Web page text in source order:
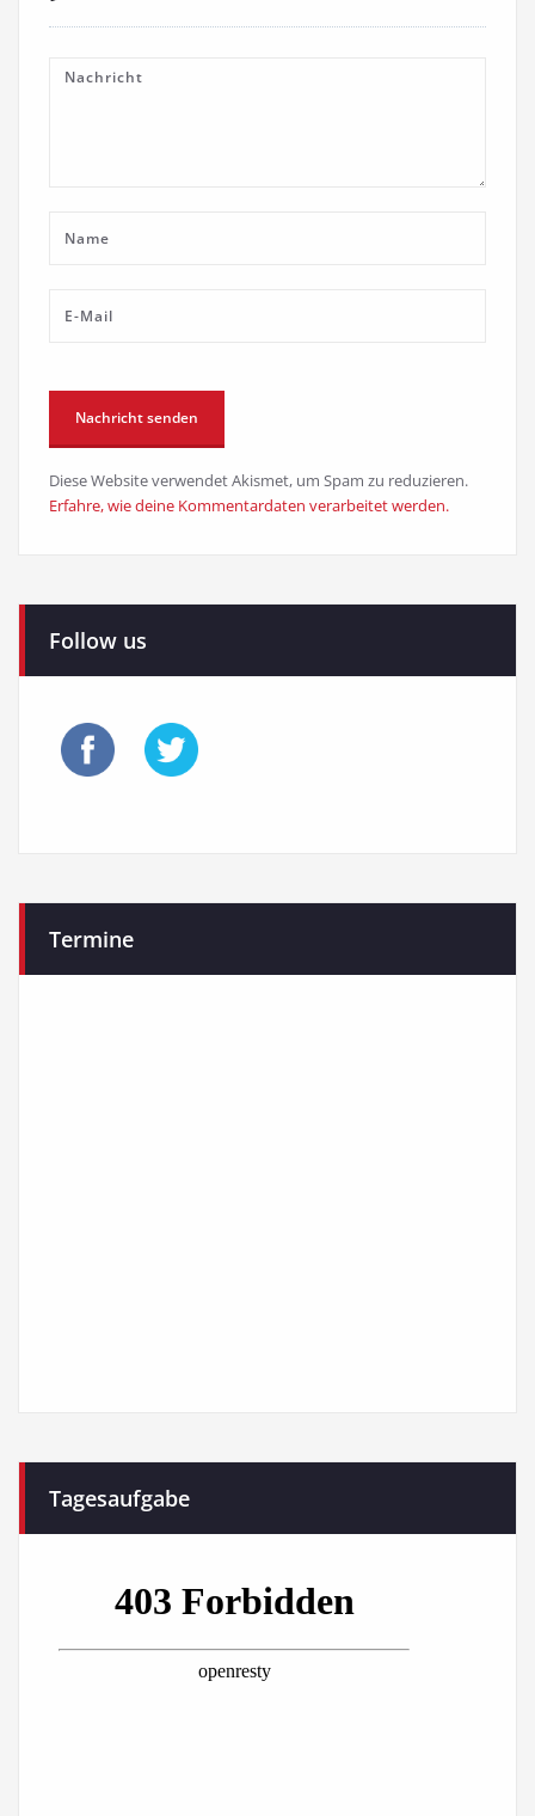
Diese Website verwendet Akismet, um Spam zu reduzieren.
Erfahre, wie deine Kommentardaten verarbeitet werden.
Follow us
Termine
Tagesaufgabe